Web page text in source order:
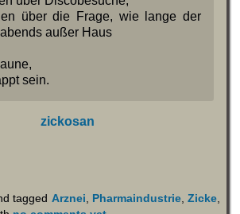
über die Frage, wie lange der
außer Haus
sein.
tagged Arznei Pharmaindustrie, Zicke,